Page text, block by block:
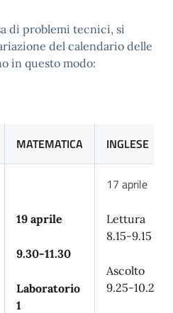
di problemi tecnici, si
del calendario delle
in questo modo:
MATEMATICA INGLESE
19 aprile
9.30-11.30
Laboratorio
1
17 aprile
Lettura
8.15-9.15
Ascolto
9.25-10.25